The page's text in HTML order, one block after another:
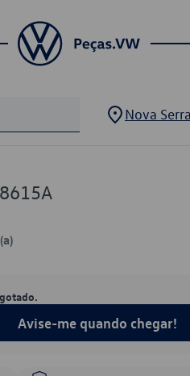
Nova
Avise-me quando chegar!